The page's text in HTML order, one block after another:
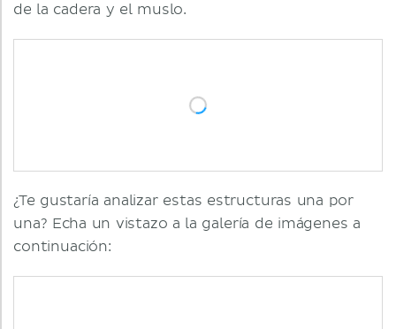
de la cadera y el muslo.
¿Te gustaría analizar estas estructuras una por
una? Echa un vistazo a la galería de imágenes a
continuación: